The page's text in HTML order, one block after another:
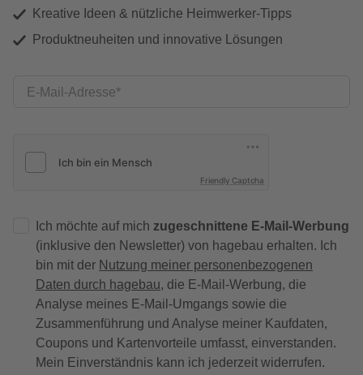
Kreative Ideen & nützliche Heimwerker-Tipps
Produktneuheiten und innovative Lösungen
E-Mail-Adresse
Friendly Captcha
Ich möchte auf mich zugeschnittene E-Mail-Werbung
(inklusive den Newsletter) von hagebau erhalten. Ich
bin mit der Nutzung meiner personenbezogenen
Daten durch hagebau, die E-Mail-Werbung, die
Analyse meines E-Mail-Umgangs sowie die
Zusammenführung und Analyse meiner Kaufdaten,
Coupons und Kartenvorteile umfasst, einverstanden.
Mein Einverständnis kann ich jederzeit widerrufen.